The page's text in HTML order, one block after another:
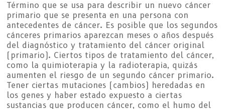
Término que se usa para describir un nuevo cáncer
primario que se presenta en una persona con
antecedentes de cáncer. Es posible que los segundos
cánceres primarios aparezcan meses o años después
del diagnóstico y tratamiento del cáncer original
(primario). Ciertos tipos de tratamiento del cáncer,
como la quimioterapia y la radioterapia, quizás
aumenten el riesgo de un segundo cáncer primario.
Tener ciertas mutaciones (cambios) heredadas en
los genes y haber estado expuesto a ciertas
sustancias que producen cáncer, como el humo del